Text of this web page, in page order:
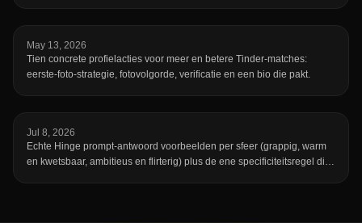
May 13, 2026
Tien concrete profielacties voor meer en betere Tinder-matches:
eerste-foto-strategie, fotovolgorde, verificatie en een bio die pakt.
Jul 8, 2026
Echte Hinge prompt-antwoord voorbeelden per sfeer (grappig, warm
en kwetsbaar, ambitieus en flirterig) plus de ene specificiteitsregel die